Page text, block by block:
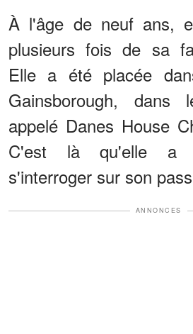
À l'âge de neuf ans,
plusieurs fois de sa
Elle a été placée
Gainsborough, dans
appelé Danes House
C'est là qu'elle a
s'interroger sur son
ANNONCES